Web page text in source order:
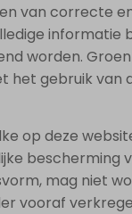
van correcte
informatie
worden.
het gebruik van
op deze
bescherming
mag niet
vooraf